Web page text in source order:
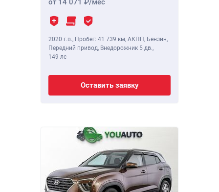
от 14 071 /мес
2020 г.в., Пробег: 41 739 км, АКПП, Бензин,
Передний привод, Внедорожник 5 дв.,
149 лс
Оставить заявку